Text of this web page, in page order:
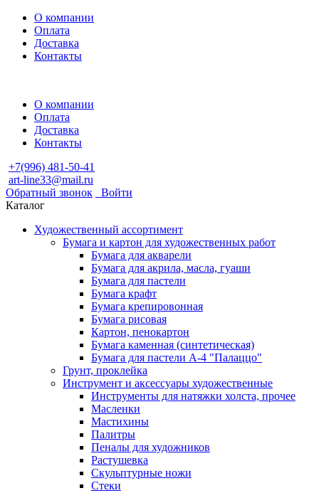
О компании
Оплата
Доставка
Контакты
О компании
Оплата
Доставка
Контакты
+7(996) 481-50-41
art-line33@mail.ru
Обратный звонок
Войти
Каталог
Художественный ассортимент
Бумага и картон для художественных работ
Бумага для акварели
Бумага для акрила, масла, гуаши
Бумага для пастели
Бумага крафт
Бумага крепировонная
Бумага рисовая
Картон, пенокартон
Бумага каменная (синтетическая)
Бумага для пастели А-4 "Палаццо"
Грунт, проклейка
Инструмент и аксессуары художественные
Инструменты для натяжки холста, прочее
Масленки
Мастихины
Палитры
Пеналы для художников
Растушевка
Скульптурные ножи
Стеки